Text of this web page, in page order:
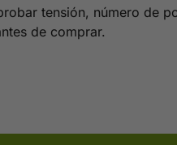
tensión, número de
de comprar.